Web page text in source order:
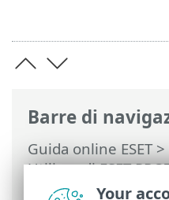
Barre di
Guida online ESET>
Utilizzo di ESET
Menu principale>
Your